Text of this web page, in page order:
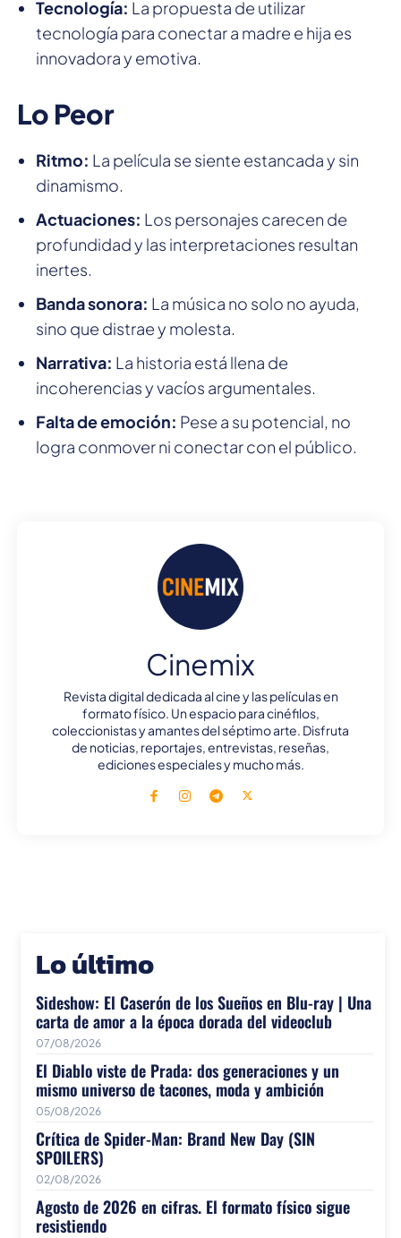
Tecnología: La propuesta de utilizar
tecnología para conectar a madre e hija es
innovadora y emotiva.
Lo Peor
Ritmo: La película se siente estancada y sin
dinamismo.
Actuaciones: Los personajes carecen de
profundidad y las interpretaciones resultan
inertes.
Banda sonora: La música no solo no ayuda,
sino que distrae y molesta.
Narrativa: La historia está llena de
incoherencias y vacíos argumentales.
Falta de emoción: Pese a su potencial, no
logra conmover ni conectar con el público.
Cinemix
Revista digital dedicada al cine y las películas en
formato físico. Un espacio para cinéfilos,
coleccionistas y amantes del séptimo arte. Disfruta
de noticias, reportajes, entrevistas, reseñas,
ediciones especiales y mucho más.
Lo último
Sideshow: El Caserón de los Sueños en Blu-ray | Una
carta de amor a la época dorada del videoclub
07/08/2026
El Diablo viste de Prada: dos generaciones y un
mismo universo de tacones, moda y ambición
05/08/2026
Crítica de Spider-Man: Brand New Day (SIN
SPOILERS)
02/08/2026
Agosto de 2026 en cifras. El formato físico sigue
resistiendo